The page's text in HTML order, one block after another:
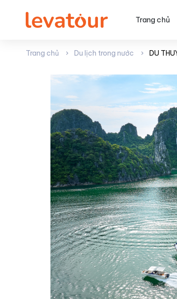
Trang chủ
Trang chủ Du lịch trong nước DU